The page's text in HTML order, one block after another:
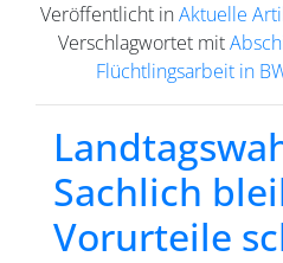
Veröffentlicht inAktuelle
Verschlagwortet mit
Flüchtlingsarbeit in
Sachlich
Vorurteile